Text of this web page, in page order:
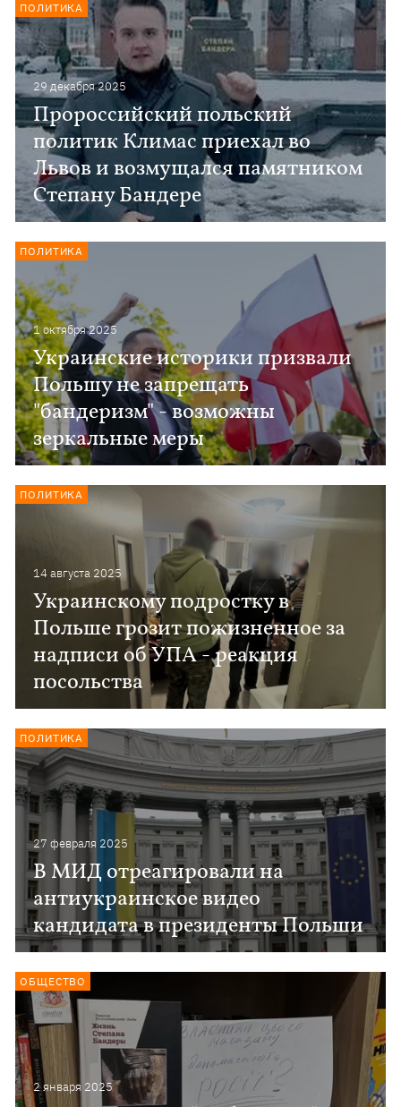
29 декабря 2025
Пророссийский польский
политик Климас приехал во
Львов и возмущался памятником
Степану Бандере
ПОЛИТИКА
1 октября 2025
Украинские историки призвали
Польшу не запрещать
"бандеризм" - возможны
зеркальные меры
ПОЛИТИКА
14 августа 2025
Украинскому подростку в
Польше грозит пожизненное за
надписи об УПА - реакция
посольства
ПОЛИТИКА
27 февраля 2025
В МИД отреагировали на
антиукраинское видео
кандидата в президенты Польши
ПОЛИТИКА
2 января 2025
ОБЩЕСТВО